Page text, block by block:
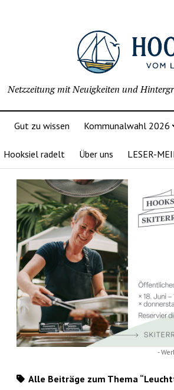
Netzzeitung mit Neuigkeiten und
Gut zu wissen Kommunalwahl 2026
Hooksiel radelt Über uns LESER-
-
Alle Beiträge zum Thema